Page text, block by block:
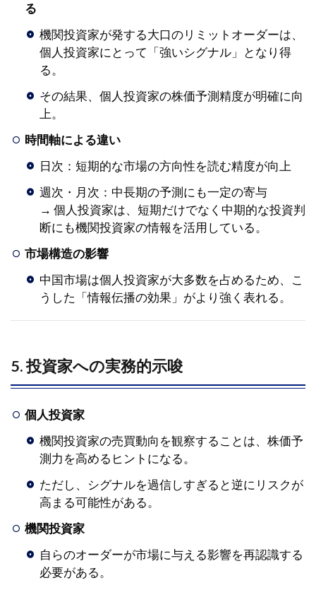
る
機関投資家が発する大口のリミットオーダーは、
個人投資家にとって「強いシグナル」となり得
る。
その結果、個人投資家の株価予測精度が明確に向
上。
時間軸による違い
日次：短期的な市場の方向性を読む精度が向上
週次・月次：中長期の予測にも一定の寄与
→ 個人投資家は、短期だけでなく中期的な投資判
断にも機関投資家の情報を活用している。
市場構造の影響
中国市場は個人投資家が大多数を占めるため、こ
うした「情報伝播の効果」がより強く表れる。
5. 投資家への実務的示唆
個人投資家
機関投資家の売買動向を観察することは、株価予
測力を高めるヒントになる。
ただし、シグナルを過信しすぎると逆にリスクが
高まる可能性がある。
機関投資家
自らのオーダーが市場に与える影響を再認識する
必要がある。